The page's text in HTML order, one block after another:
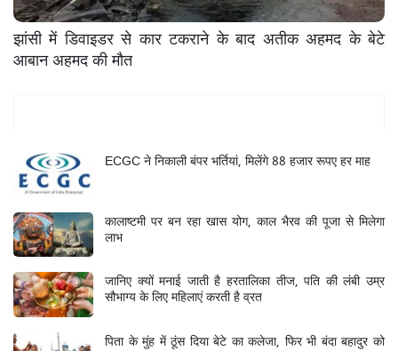
झांसी में डिवाइडर से कार टकराने के बाद अतीक अहमद के बेटे
आबान अहमद की मौत
ECGC ने निकाली बंपर भर्तियां, मिलेंगे 88 हजार रूपए हर माह
कालाष्टमी पर बन रहा खास योग, काल भैरव की पूजा से मिलेगा
लाभ
जानिए क्यों मनाई जाती है हरतालिका तीज, पति की लंबी उम्र
सौभाग्य के लिए महिलाएं करती है व्रत
पिता के मुंह में ठूंस दिया बेटे का कलेजा, फिर भी बंदा बहादुर को